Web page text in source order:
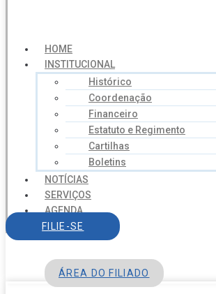
HOME
INSTITUCIONAL
Histórico
Coordenação
Financeiro
Estatuto e Regimento
Cartilhas
Boletins
NOTÍCIAS
SERVIÇOS
AGENDA
CONTATO
FILIE-SE
ÁREA DO FILIADO